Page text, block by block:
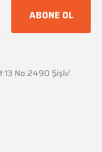
ABONE OL
No:2490 Şişli/